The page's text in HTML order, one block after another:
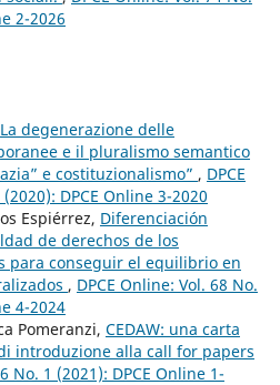
2-2026
La degenerazione delle
e il pluralismo semantico
e costituzionalismo” , DPCE
DPCE Online 3-2020
Espiérrez, Diferenciación
de derechos de los
para conseguir el equilibrio en
, DPCE Online: Vol. 68 No.
4-2024
Pomeranzi, CEDAW: una carta
introduzione alla call for papers
No. 1 (2021): DPCE Online 1-